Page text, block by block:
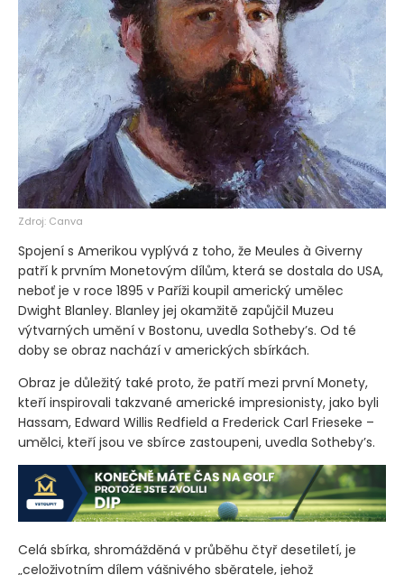
Zdroj: Canva
Spojení s Amerikou vyplývá z toho, že Meules à Giverny
patří k prvním Monetovým dílům, která se dostala do USA,
neboť je v roce 1895 v Paříži koupil americký umělec
Dwight Blanley. Blanley jej okamžitě zapůjčil Muzeu
výtvarných umění v Bostonu, uvedla Sotheby’s. Od té
doby se obraz nachází v amerických sbírkách.
Obraz je důležitý také proto, že patří mezi první Monety,
kteří inspirovali takzvané americké impresionisty, jako byli
Hassam, Edward Willis Redfield a Frederick Carl Frieseke –
umělci, kteří jsou ve sbírce zastoupeni, uvedla Sotheby’s.
Celá sbírka, shromážděná v průběhu čtyř desetiletí, je
„celoživotním dílem vášnivého sběratele, jehož